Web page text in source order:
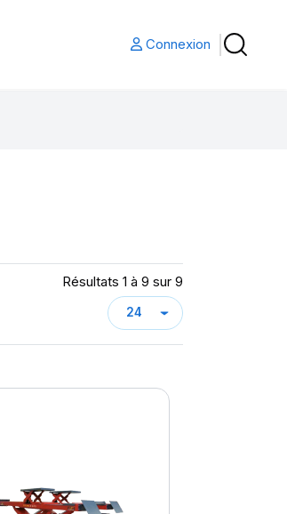
Connexion
Résultats 1 à 9 sur 9